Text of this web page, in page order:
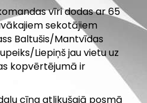
vīri dodas ar 65
sekotājiem
Baltušis/Mantvīdas
Liepiņš jau vietu uz
kopvērtējumā ir
cīņa atlikušajā posmā